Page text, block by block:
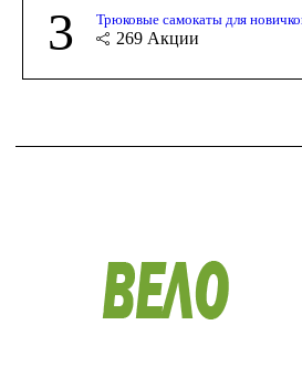
3 Трюковые самокаты для
269 Акции